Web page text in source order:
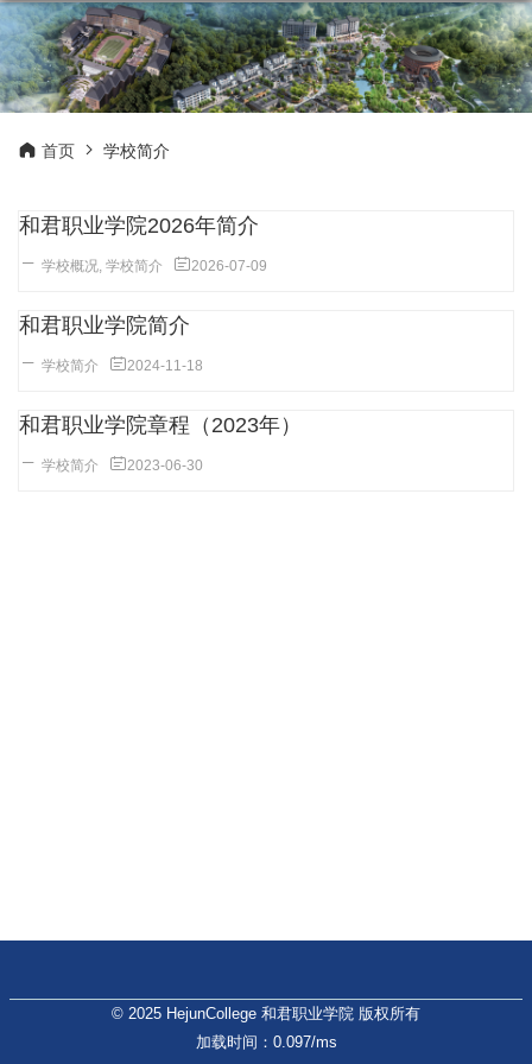
首页 学校简介
和君职业学院2026年简介
学校概况, 学校简介 2026-07-09
和君职业学院简介
学校简介 2024-11-18
和君职业学院章程（2023年）
学校简介 2023-06-30
© 2025 HejunCollege 和君职业学院 版权所有
加载时间：0.097/ms